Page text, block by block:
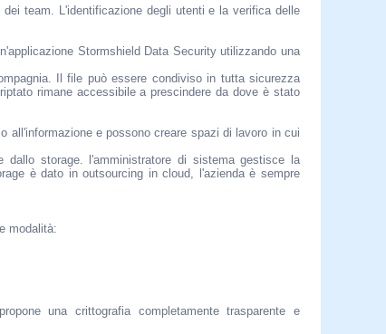
team. L'identificazione degli utenti e la verifica delle
Stormshield Data Security utilizzando una
Il file può essere condiviso in tutta sicurezza
rimane accessibile a prescindere da dove è stato
all'informazione e possono creare spazi di lavoro in cui
dallo storage. l'amministratore di sistema gestisce la
è dato in outsourcing in cloud, l'azienda è sempre
modalità:
una crittografia completamente trasparente e